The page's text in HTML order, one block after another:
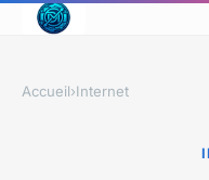
Accueil›Internet